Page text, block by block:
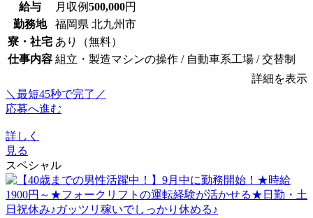
給与 月収例500,000円
勤務地
福岡県 北九州市
寮・社宅 あり（無料）
仕事内容 組立・製造マシンの操作 / 自動車系工場 / 交替制
詳細を表示
＼最短45秒で完了／
応募へ進む
詳しく
見る
スペシャル